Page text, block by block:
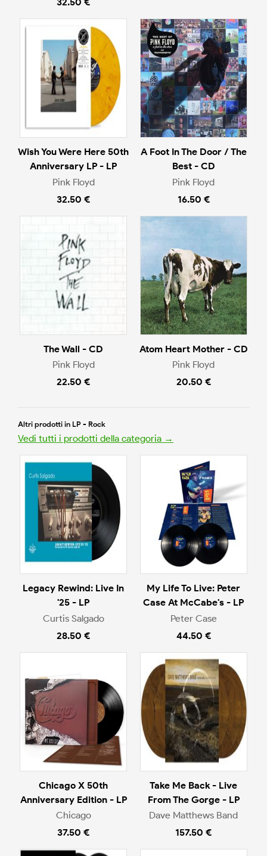
Wish You Were Here 50th
Anniversary LP - LP
Pink Floyd
32.50 €
A Foot In The Door / The
Best - CD
Pink Floyd
16.50 €
The Wall - CD
Pink Floyd
22.50 €
Atom Heart Mother - CD
Pink Floyd
20.50 €
Altri prodotti in LP - Rock
Vedi tutti i prodotti della categoria →
Legacy Rewind: Live In
'25 - LP
Curtis Salgado
28.50 €
My Life To Live: Peter
Case At McCabe's - LP
Peter Case
44.50 €
Chicago X 50th
Anniversary Edition - LP
Chicago
37.50 €
Take Me Back - Live
From The Gorge - LP
Dave Matthews Band
157.50 €